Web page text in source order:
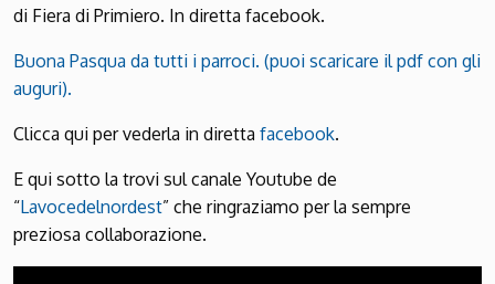
di Fiera di Primiero. In diretta facebook.
Buona Pasqua da tutti i parroci. (puoi scaricare il pdf con gli
auguri).
Clicca qui per vederla in diretta facebook.
E qui sotto la trovi sul canale Youtube de
“Lavocedelnordest” che ringraziamo per la sempre
preziosa collaborazione.